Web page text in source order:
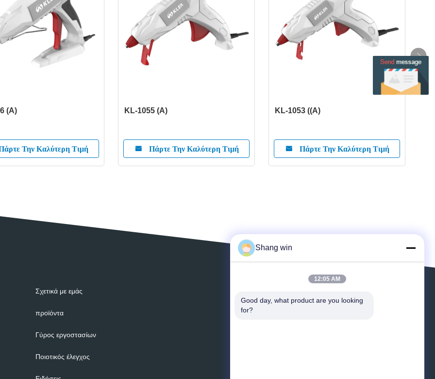
(Α)
Την Καλύτερη Τιμή
KL-1055 (Α)
Πάρτε Την Καλύτερη Τιμή
KL-1053 ((Α)
Πάρτε Την Καλύτερη Τιμή
Σχετικά με εμάς
προϊόντα
Γύρος εργοστασίων
Ποιοτικός έλεγχος
Shang win
12:05 AM
Good day, what product are you looking
for?